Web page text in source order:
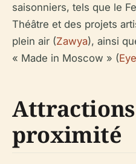
saisonniers, tels que le
Théâtre et des projets
plein air (Zawya), ainsi
« Made in Moscow » (
proximité